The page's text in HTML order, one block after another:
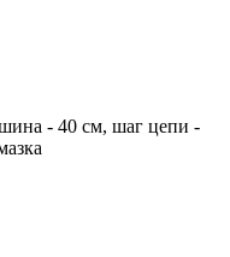
- 40 см, шаг цепи -